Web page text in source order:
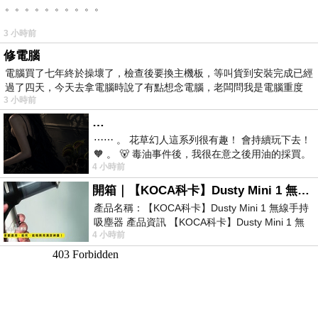
。。。。。。。。。。
3 小時前
修電腦
電腦買了七年終於操壞了，檢查後要換主機板，等叫貨到安裝完成已經
過了四天，今天去拿電腦時說了有點想念電腦，老闆問我是電腦重度
3 小時前
…
⋯⋯ 。 花草幻人這系列很有趣！ 會持續玩下去！
🧡 。 🐻 毒油事件後，我很在意之後用油的採買。
前天購買了我之前就很愛
4 小時前
開箱｜【KOCA科卡】Dusty Mini 1 無線手持吸塵器
產品名稱：【KOCA科卡】Dusty Mini 1 無線手持
吸塵器 產品資訊 【KOCA科卡】Dusty Mini 1 無
線手持吸塵器評語： 能吸、能吹兼具兩
4 小時前